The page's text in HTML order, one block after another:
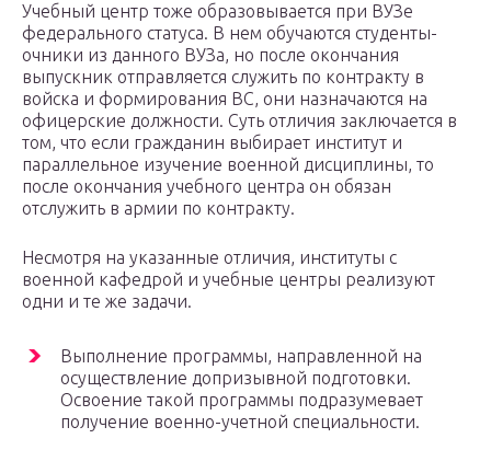
Учебный центр тоже образовывается при ВУЗе
федерального статуса. В нем обучаются студенты-
очники из данного ВУЗа, но после окончания
выпускник отправляется служить по контракту в
войска и формирования ВС, они назначаются на
офицерские должности. Суть отличия заключается в
том, что если гражданин выбирает институт и
параллельное изучение военной дисциплины, то
после окончания учебного центра он обязан
отслужить в армии по контракту.
Несмотря на указанные отличия, институты с
военной кафедрой и учебные центры реализуют
одни и те же задачи.
Выполнение программы, направленной на
осуществление допризывной подготовки.
Освоение такой программы подразумевает
получение военно-учетной специальности.